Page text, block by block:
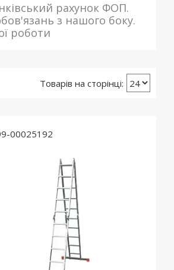
рахунок ФОП.
з нашого боку.
роботи
00025192